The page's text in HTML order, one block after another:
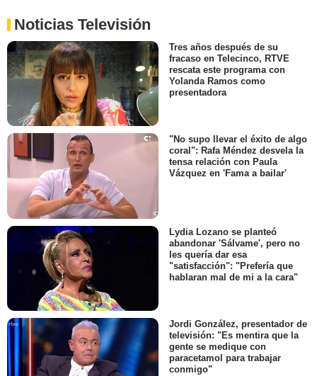
Noticias Televisión
Tres años después de su
fracaso en Telecinco, RTVE
rescata este programa con
Yolanda Ramos como
presentadora
"No supo llevar el éxito de algo
coral": Rafa Méndez desvela la
tensa relación con Paula
Vázquez en 'Fama a bailar'
Lydia Lozano se planteó
abandonar 'Sálvame', pero no
les quería dar esa
"satisfacción": "Prefería que
hablaran mal de mi a la cara"
Jordi González, presentador de
televisión: "Es mentira que la
gente se medique con
paracetamol para trabajar
conmigo"